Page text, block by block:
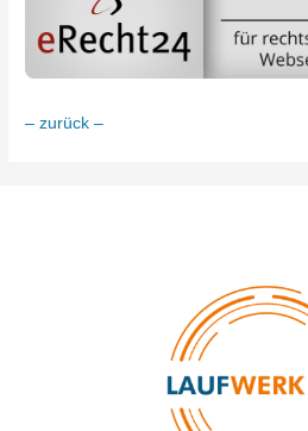
– zurück –